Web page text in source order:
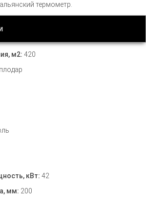
термометр.
м2: 420
кВт: 42
мм: 200